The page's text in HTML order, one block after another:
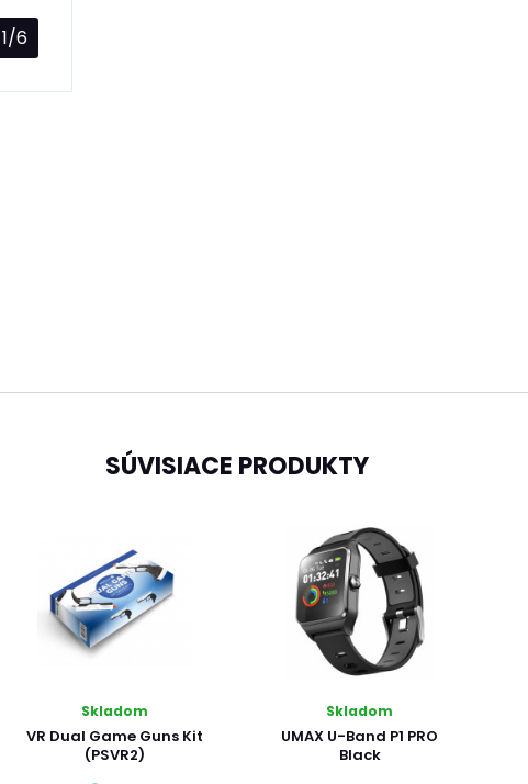
1/6
SÚVISIACE PRODUKTY
Skladom
VR Dual Game Guns Kit
(PSVR2)
Skladom
UMAX U-Band P1 PRO
Black